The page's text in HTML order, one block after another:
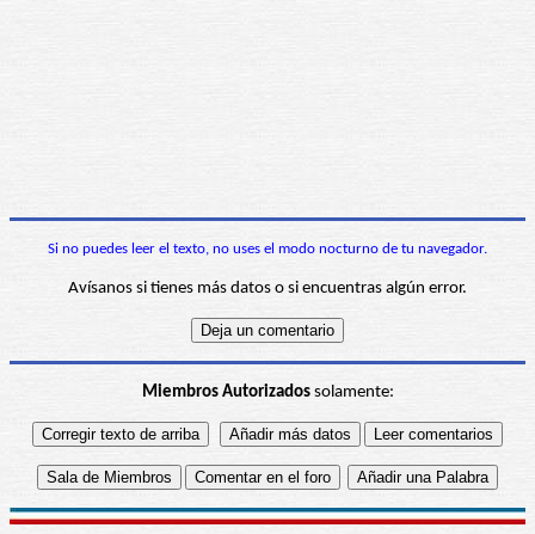
Si no puedes leer el texto, no uses el modo nocturno de tu navegador.
Avísanos si tienes más datos o si encuentras algún error.
Miembros Autorizadossolamente: